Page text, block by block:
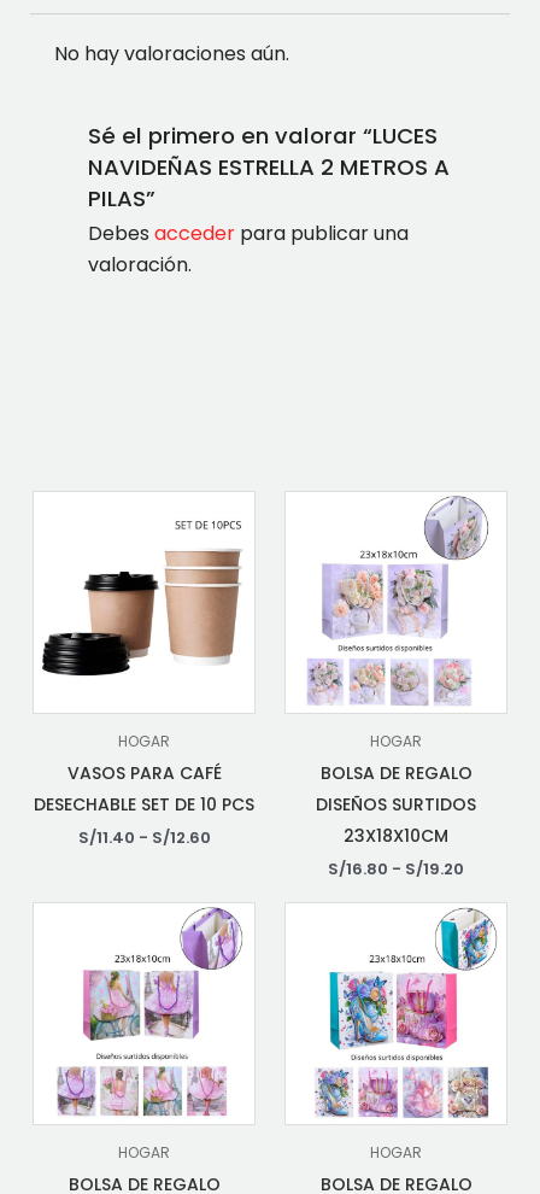
No hay valoraciones aún.
Sé el primero en valorar “LUCES
NAVIDEÑAS ESTRELLA 2 METROS A
PILAS”
Debes accederpara publicar una
valoración.
HOGAR
VASOS PARA CAFÉ
DESECHABLE SET DE 10 PCS
S/11.40 - S/12.60
HOGAR
BOLSA DE REGALO
DISEÑOS SURTIDOS
23X18X10CM
S/16.80 - S/19.20
HOGAR
BOLSA DE REGALO
HOGAR
BOLSA DE REGALO